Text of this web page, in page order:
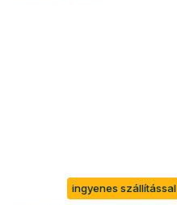
ingyenes szállítással